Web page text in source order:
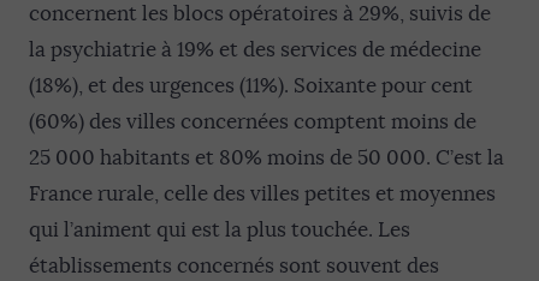
concernent les blocs opératoires à 29%, suivis de
la psychiatrie à 19% et des services de médecine
(18%), et des urgences (11%). Soixante pour cent
(60%) des villes concernées comptent moins de
25 000 habitants et 80% moins de 50 000. C’est la
France rurale, celle des villes petites et moyennes
qui l’animent qui est la plus touchée. Les
établissements concernés sont souvent des